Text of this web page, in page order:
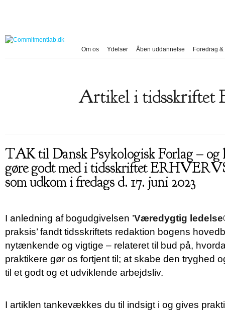
Om os Ydelser Åben uddannelse Foredrag
Artikel i tidsskriftet
TAK til Dansk Psykologisk Forlag – og
gøre godt med i tidsskriftet
som udkom i fredags d. 17. juni 2023
I anledning af bogudgivelsen ’Væredygtig
praksis’ fandt tidsskriftets redaktion bogens
nytænkende og vigtige – relateret til bud på,
praktikere gør os fortjent til; at skabe den tryghed
til et godt og et udviklende arbejdsliv.
I artiklen tankevækkes du til indsigt i og gives